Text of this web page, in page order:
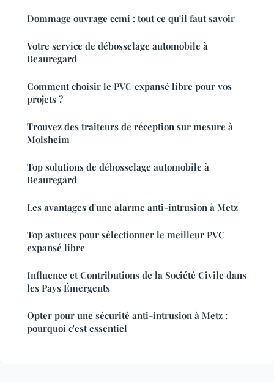
Dommage ouvrage ccmi : tout ce qu'il faut savoir
Votre service de débosselage automobile à
Beauregard
Comment choisir le PVC expansé libre pour vos
projets ?
Trouvez des traiteurs de réception sur mesure à
Molsheim
Top solutions de débosselage automobile à
Beauregard
Les avantages d'une alarme anti-intrusion à Metz
Top astuces pour sélectionner le meilleur PVC
expansé libre
Influence et Contributions de la Société Civile dans
les Pays Émergents
Opter pour une sécurité anti-intrusion à Metz :
pourquoi c'est essentiel